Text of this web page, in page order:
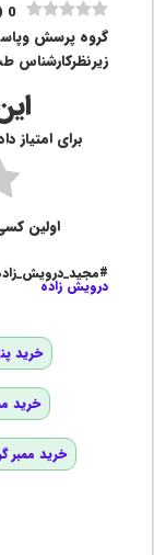
0
گروه پرسش
زیرنظرکارشناس
برای امتیاز
اولین
درویش زاده
خرید
خرید
خرید ممبر